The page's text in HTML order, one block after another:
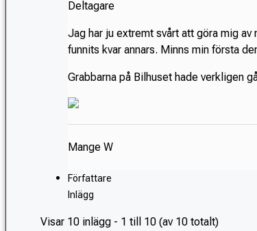
Deltagare
Jag har ju extremt svårt att göra mig
funnits kvar annars. Minns min första
Grabbarna på Bilhuset hade verkligen
Mange W
Författare
Inlägg
Visar 10 inlägg - 1 till 10 (av 10 totalt)